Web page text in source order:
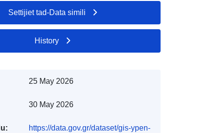
Settijiet tad-Data simili
History
25 May 2026
30 May 2026
https://data.gov.gr/dataset/gis-ypen-